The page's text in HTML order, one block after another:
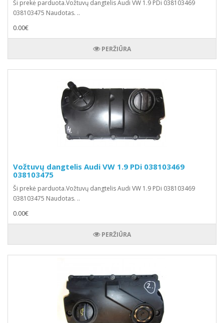
Ši prekė parduota.Vožtuvų dangtelis Audi VW 1.9 PDi 038103469
038103475 Naudotas. ..
0.00€
PERŽIŪRA
Vožtuvų dangtelis Audi VW 1.9 PDi 038103469
038103475
Ši prekė parduota.Vožtuvų dangtelis Audi VW 1.9 PDi 038103469
038103475 Naudotas. ..
0.00€
PERŽIŪRA